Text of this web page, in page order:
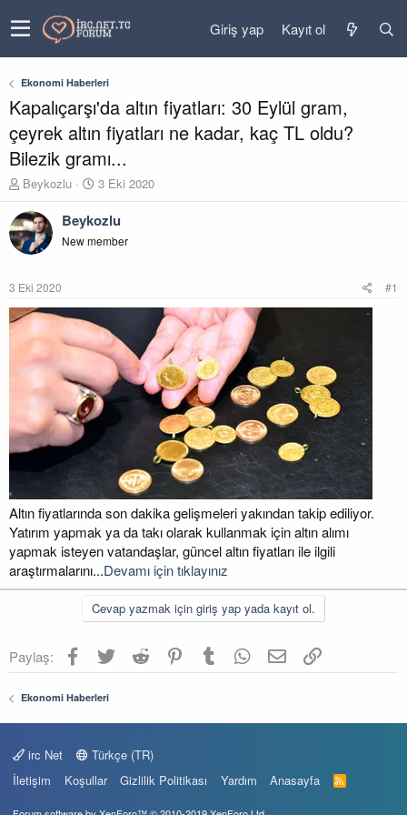
Giriş yap Kayıt ol
Ekonomi Haberleri
Kapalıçarşı'da altın fiyatları: 30 Eylül gram,
çeyrek altın fiyatları ne kadar, kaç TL oldu?
Bilezik gramı...
K
n
u
y
b
a
ş
Beykozlu
B
ş
l
a
ç
t
a
i
h
i
3 Eki 2020
Beykozlu
New member
3 Eki 2020 #1
Altın fiyatlarında son dakika gelişmeleri yakından takip ediliyor.
Yatırım yapmak ya da takı olarak kullanmak için altın alımı
yapmak isteyen vatandaşlar, güncel altın fiyatları ile ilgili
araştırmalarını...Devamı için tıklayınız
Cevap yazmak için giriş yap yada kayıt ol.
Paylaş: Facebook
TwitterReddit PinterestTumblr WhatsApp
E-postaLink
Ekonomi Haberleri
irc Net
Türkçe (TR)
İletişim
Koşullar Gizlilik Politikası Yardım Anasayfa
R
S